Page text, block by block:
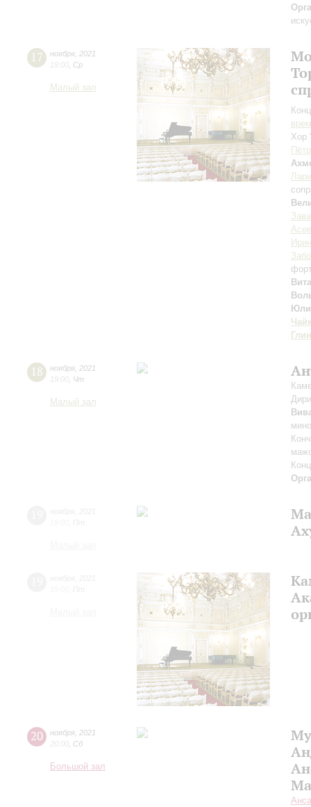
17 ноября 2021
19:00 Ср
Малый зал
Хор
18 ноября 2021
19:00 Чт
Малый зал
20 ноября 2021
20:00 Сб
Большой зал